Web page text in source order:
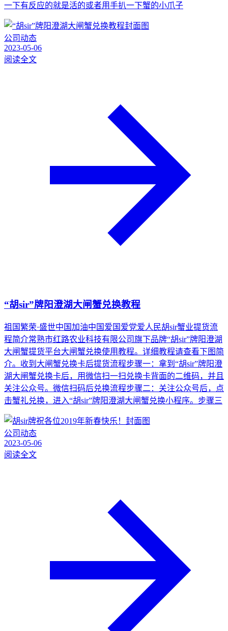
一下有反应的就是活的或者用手扒一下蟹的小爪子
公司动态
2023-05-06
阅读全文
“胡sir”牌阳澄湖大闸蟹兑换教程
祖国繁荣·盛世中国加油中国爱国爱党爱人民胡sir蟹业提货流
程简介常熟市红路农业科技有限公司旗下品牌“胡sir”牌阳澄湖
大闸蟹提货平台大闸蟹兑换使用教程。详细教程请查看下图简
介。收到大闸蟹兑换卡后提货流程步骤一：拿到“胡sir”牌阳澄
湖大闸蟹兑换卡后，用微信扫一扫兑换卡背面的二维码，并且
关注公众号。微信扫码后兑换流程步骤二：关注公众号后，点
击蟹礼兑换，进入“胡sir”牌阳澄湖大闸蟹兑换小程序。步骤三
公司动态
2023-05-06
阅读全文